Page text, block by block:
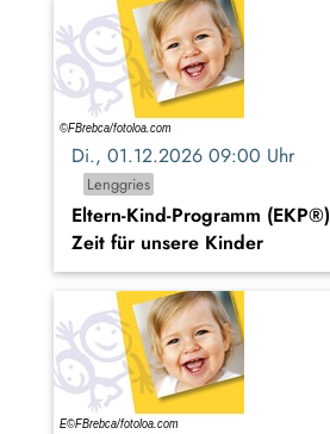
Di., 01.12.2026 09:00 Uhr
Lenggries
Eltern-Kind-Programm (EKP®)
Zeit für unsere Kinder